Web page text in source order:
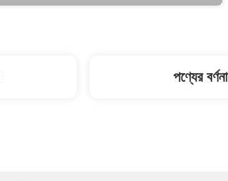
পণ্যের বর্ণনা